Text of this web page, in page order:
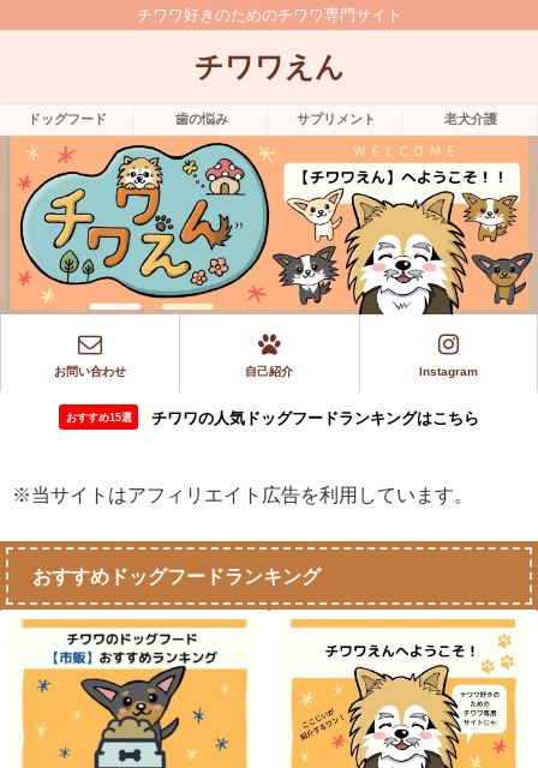
チワワ好きのためのチワワ専門サイト
チワワえん
ドッグフード 歯の悩み サプリメント 老犬介護
お問い合わせ 自己紹介 Instagram
おすすめ15選 チワワの人気ドッグフードランキングはこちら
※当サイトはアフィリエイト広告を利用しています。
おすすめドッグフードランキング